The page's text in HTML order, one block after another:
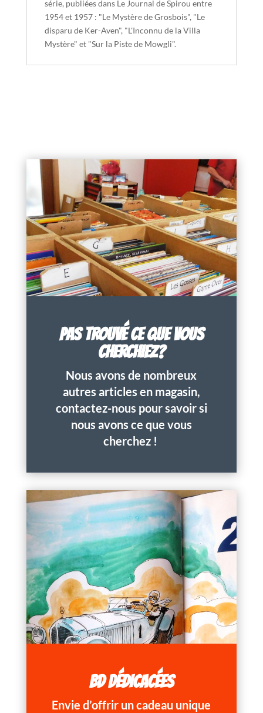
série, publiées dans Le Journal de Spirou entre
1954 et 1957 : "Le Mystère de Grosbois", "Le
disparu de Ker-Aven", "L'Inconnu de la Villa
Mystère" et "Sur la Piste de Mowgli".
PAS TROUVÉ CE QUE VOUS
CHERCHIEZ?
Nous avons de nombreux
autres articles en magasin,
contactez-nous pour savoir si
nous avons ce que vous
cherchez !
BD DÉDICACÉES
Envie d’offrir un cadeau unique